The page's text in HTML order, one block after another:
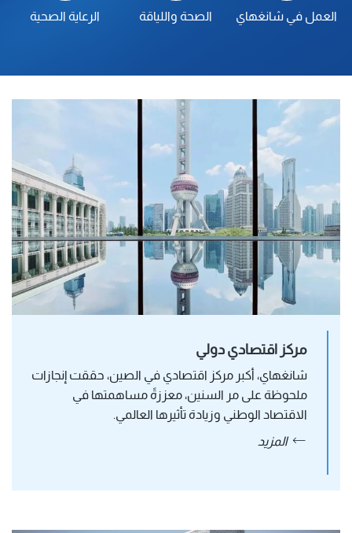
الرعاية الصحية الصحة واللياقة العمل في شانغهاي
مركز اقتصادي دولي
شانغهاي، أكبر مركز اقتصادي في الصين، حققت إنجازات
ملحوظة على مر السنين، معززةً مساهمتها في
الاقتصاد الوطني وزيادة تأثيرها العالمي.
المزيد